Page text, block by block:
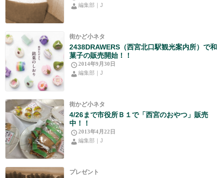
編集部｜J
街かど小ネタ
2438DRAWERS（西宮北口駅観光案内所）で和
菓子の販売開始！！
2014年9月30日
編集部｜J
街かど小ネタ
4/26まで市役所Ｂ１で「西宮のおやつ」販売
中！！
2013年4月22日
編集部｜J
プレゼント